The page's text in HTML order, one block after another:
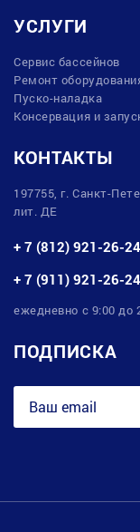
УСЛУГИ
Сервис бассейнов
Ремонт
Пуско-наладка
Консервация и
КОНТАКТЫ
197755, г. Санкт-
лит. ДЕ
+ 7 (812) 921-26-24
+ 7 (911) 921-26-24
ежедневно с 9:00 до
ПОДПИСКА